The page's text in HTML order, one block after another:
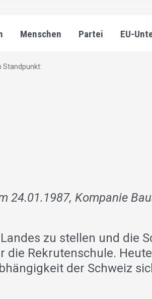
Menschen Partei EU-
Standpunkt:
24.01.1987, Kompanie
zu stellen und die
die Rekrutenschule.
der Schweiz